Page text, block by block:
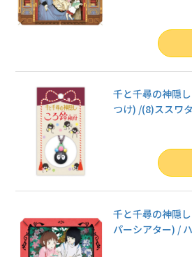
千と千尋の神隠
つけ) /(8)ススワ
千と千尋の神隠
パーシアター) /